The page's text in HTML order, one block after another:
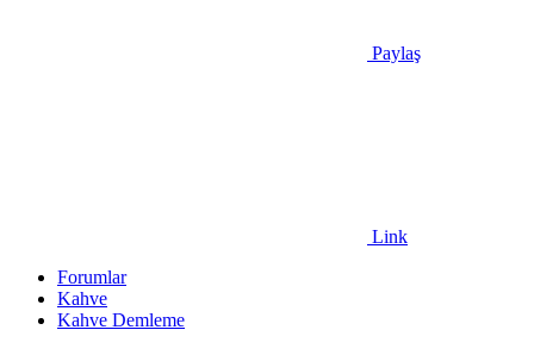
Paylaş
Link
Forumlar
Kahve
Kahve Demleme